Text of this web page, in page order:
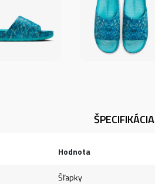
ŠPECIFIKÁCIA
Hodnota
Šľapky